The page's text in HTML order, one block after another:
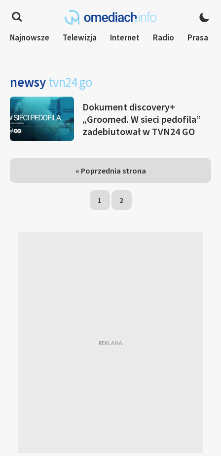
Najnowsze Telewizja Internet Radio Prasa
newsytvn24 go
Dokument discovery+
„Groomed. W sieci pedofila”
zadebiutował w TVN24 GO
« Poprzednia strona
1 2